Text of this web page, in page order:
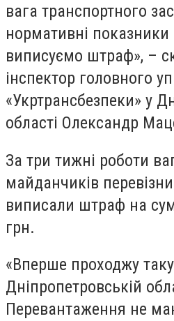
вага транспортного
нормативні
виписуємо штраф», –
інспектор головного
«Укртрансбезпеки» у
області Олександр
За три тижні роботи
майданчиків
виписали штраф на
грн.
«Вперше проходжу
Дніпропетровській
Перевантаження не